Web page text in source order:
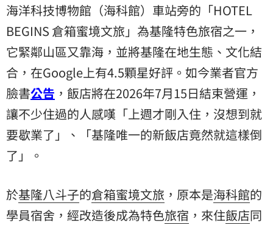
海洋科技博物館（海科館）車站旁的「HOTEL
BEGINS 倉箱蜜境文旅」為基隆特色旅宿之一，
它緊鄰山區又靠海，並將基隆在地生態、文化結
合，在Google上有4.5顆星好評。如今業者官方
臉書公告 ，飯店將在2026年7月15日結束營運，
讓不少住過的人感嘆「上週才剛入住，沒想到就
要歇業了」、「基隆唯一的新飯店竟然就這樣倒
了」。
於基隆八斗子的倉箱蜜境文旅 ，原本是海科館的
學員宿舍，經改造後成為特色旅宿 ，來住飯店同